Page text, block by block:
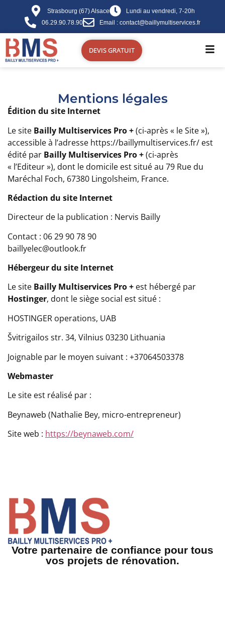
principal
Strasbourg (67) Alsace
Lundi au vendredi, 7-20h
06.29.90.78.90
Email : contact@baillymultiservices.fr
DEVIS GRATUIT
Mentions légales
Édition du site Internet
Le site Bailly Multiservices Pro +(ci-après « le Site »),
accessible à l’adresse https://baillymultiservices.fr/ est
édité par Bailly Multiservices Pro +(ci-après
« l’Editeur »), dont le domicile est situé au 79 Rue du
Maréchal Foch, 67380 Lingolsheim, France.
Rédaction du site Internet
Directeur de la publication : Nervis Bailly
Contact : 06 29 90 78 90
baillyelec@outlook.fr
Hébergeur du site Internet
Le site Bailly Multiservices Pro + est hébergé par
Hostinger, dont le siège social est situé :
HOSTINGER operations, UAB
Švitrigailos str. 34, Vilnius 03230 Lithuania
Joignable par le moyen suivant : +37064503378
Webmaster
Le site est réalisé par :
Beynaweb (Nathalie Bey, micro-entrepreneur)
Site web : https://beynaweb.com/
Votre partenaire de confiance pour tous
vos projets de rénovation.